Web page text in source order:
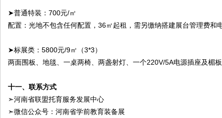
➤普通特装：700元/㎡
配置：光地不包含任何配置，36㎡起租，需另缴纳搭建展台管理费和
➤标展类：5800元/9㎡（3*3）
两面围板、地毯、一桌两椅、两盏射灯、一个220V/5A电源插座及楣
十一、联系方式
➣河南省联盟托育服务发展中心
➣微信公众号：河南省学前教育装备展